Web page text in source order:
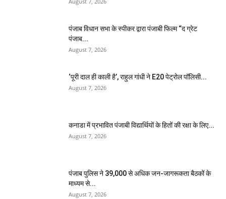
पंजाब विधान सभा के स्पीकर द्वारा पंजाबी फिल्म “द ग्रेट
पंजाब...
August 7, 2026
‘पूरी दाल ही काली है’, राहुल गांधी ने E20 पेट्रोल पॉलिसी...
August 7, 2026
कनाडा में प्रभावित पंजाबी विद्यार्थियों के हितों की रक्षा के लिए...
August 7, 2026
पंजाब पुलिस ने 39,000 से अधिक जन-जागरूकता बैठकों के
माध्यम से...
August 7, 2026